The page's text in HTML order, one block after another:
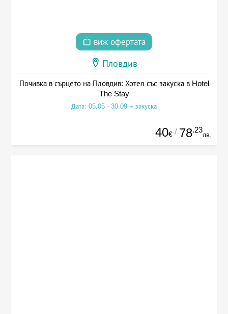
виж офертата
Пловдив
Почивка в сърцето на Пловдив: Хотел със закуска в Hotel
The Stay
Дата: 05.05 - 30.09 + закуска
40€ / 78.23
лв.